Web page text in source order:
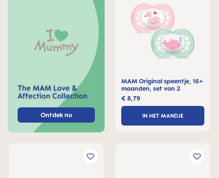
The MAM Love &
Affection Collection
Ontdek nu
MAM Original speentje, 16+
maanden, set van 2
€ 8,79
IN HET MANDJE